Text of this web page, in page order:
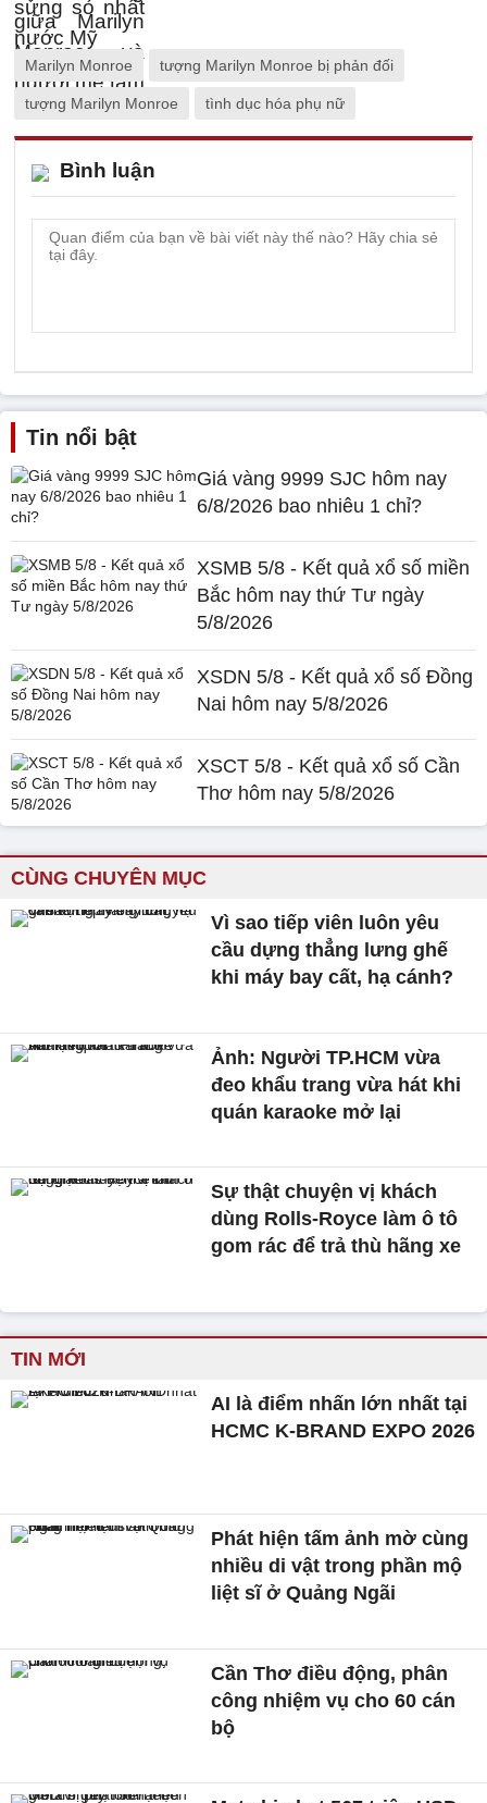
Marilyn Monroe tượng Marilyn Monroe bị phản đối
tượng Marilyn Monroe tình dục hóa phụ nữ
Bình luận
Tin nổi bật
Giá vàng 9999 SJC hôm nay
6/8/2026 bao nhiêu 1 chỉ?
XSMB 5/8 - Kết quả xổ số miền
Bắc hôm nay thứ Tư ngày
5/8/2026
XSDN 5/8 - Kết quả xổ số Đồng
Nai hôm nay 5/8/2026
XSCT 5/8 - Kết quả xổ số Cần
Thơ hôm nay 5/8/2026
CÙNG CHUYÊN MỤC
Vì sao tiếp viên luôn yêu
cầu dựng thẳng lưng ghế
khi máy bay cất, hạ cánh?
Ảnh: Người TP.HCM vừa
đeo khẩu trang vừa hát khi
quán karaoke mở lại
Sự thật chuyện vị khách
dùng Rolls-Royce làm ô tô
gom rác để trả thù hãng xe
TIN MỚI
AI là điểm nhấn lớn nhất tại
HCMC K-BRAND EXPO 2026
Phát hiện tấm ảnh mờ cùng
nhiều di vật trong phần mộ
liệt sĩ ở Quảng Ngãi
Cần Thơ điều động, phân
công nhiệm vụ cho 60 cán
bộ